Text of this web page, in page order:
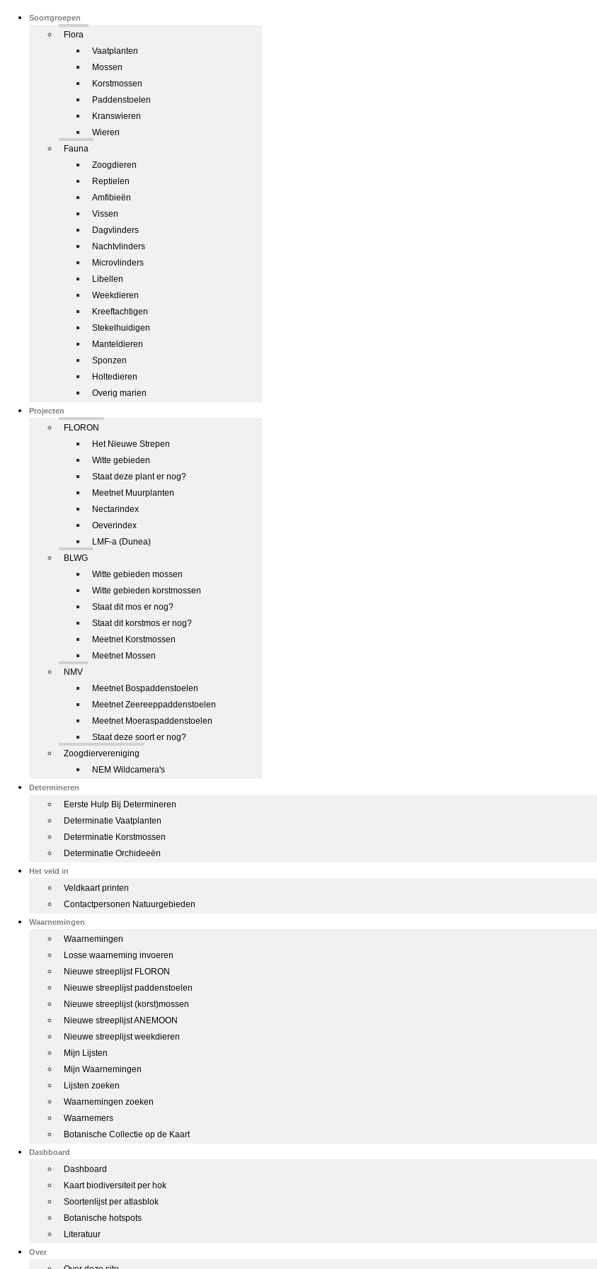
Soortgroepen
Flora
Vaatplanten
Mossen
Korstmossen
Paddenstoelen
Kranswieren
Wieren
Fauna
Zoogdieren
Reptielen
Amfibieën
Vissen
Dagvlinders
Nachtvlinders
Microvlinders
Libellen
Weekdieren
Kreeftachtigen
Stekelhuidigen
Manteldieren
Sponzen
Holtedieren
Overig marien
Projecten
FLORON
Het Nieuwe Strepen
Witte gebieden
Staat deze plant er nog?
Meetnet Muurplanten
Nectarindex
Oeverindex
LMF-a (Dunea)
BLWG
Witte gebieden mossen
Witte gebieden korstmossen
Staat dit mos er nog?
Staat dit korstmos er nog?
Meetnet Korstmossen
Meetnet Mossen
NMV
Meetnet Bospaddenstoelen
Meetnet Zeereeppaddenstoelen
Meetnet Moeraspaddenstoelen
Staat deze soort er nog?
Zoogdiervereniging
NEM Wildcamera's
Determineren
Eerste Hulp Bij Determineren
Determinatie Vaatplanten
Determinatie Korstmossen
Determinatie Orchideeën
Het veld in
Veldkaart printen
Contactpersonen Natuurgebieden
Waarnemingen
Waarnemingen
Losse waarneming invoeren
Nieuwe streeplijst FLORON
Nieuwe streeplijst paddenstoelen
Nieuwe streeplijst (korst)mossen
Nieuwe streeplijst ANEMOON
Nieuwe streeplijst weekdieren
Mijn Lijsten
Mijn Waarnemingen
Lijsten zoeken
Waarnemingen zoeken
Waarnemers
Botanische Collectie op de Kaart
Dashboard
Dashboard
Kaart biodiversiteit per hok
Soortenlijst per atlasblok
Botanische hotspots
Literatuur
Over